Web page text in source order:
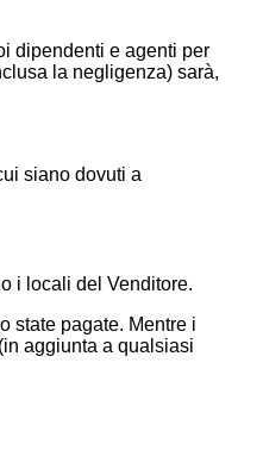
dipendenti e agenti per
la negligenza) sarà,
siano dovuti a
i locali del Venditore.
state pagate. Mentre i
aggiunta a qualsiasi